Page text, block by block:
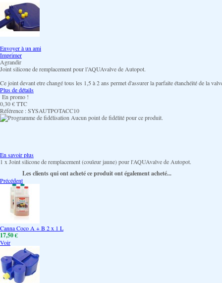
Envoyer à un ami
Imprimer
Agrandir
Joint silicone de remplacement pour l’AQUAvalve de Autopot.
Ce joint devant etre changé tous les 1,5 à 2 ans permet d'assurer la parfaite étanchéité de la
Plus de détails
En promo !
0,30 €TTC
Référence :SYSAUTPOTACC10
Aucun point de fidélité pour ce produit.
En savoir plus
1 x Joint silicone de remplacement (couleur jaune) pour l'AQUAvalve de Autopot.
Les clients qui ont acheté ce produit ont également acheté...
Précédent
Canna Coco A + B 2 x 1 L
17,50 €
Voir